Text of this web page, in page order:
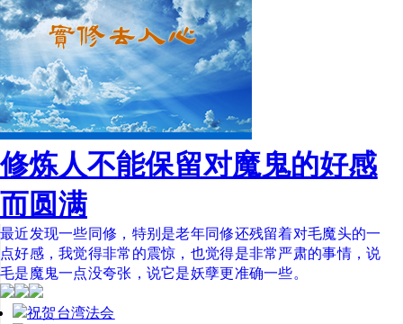
修炼人不能保留对魔鬼的好感
而圆满
最近发现一些同修，特别是老年同修还残留着对毛魔头的一
点好感，我觉得非常的震惊，也觉得是非常严肃的事情，说
毛是魔鬼一点没夸张，说它是妖孽更准确一些。
祝贺台湾法会